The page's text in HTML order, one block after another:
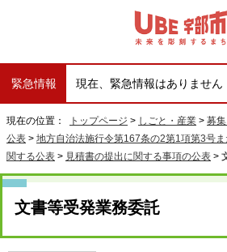
緊急情報 現在、緊急情報はありません
現在の位置： トップページ > しごと・産業 > 募
公表 > 地方自治法施行令第167条の2第1項第3号
関する公表 > 見積書の提出に関する事項の公表 >
文書等受発業務委託